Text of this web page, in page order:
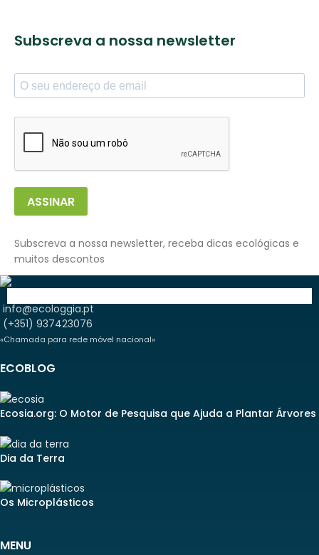
Subscreva a nossa newsletter
ASSINAR
Subscreva a nossa newsletter, receba dicas ecológicas e
muitos descontos
info@ecologgia.pt
(+351) 937423076
«Chamada para rede móvel nacional»
ECOBLOG
Ecosia.org: O Motor de Pesquisa que Ajuda a Plantar Árvores
Dia da Terra
Os Microplásticos
MENU